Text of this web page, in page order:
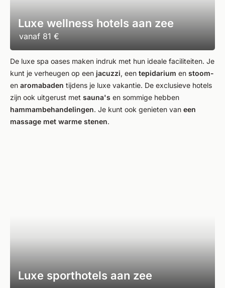
Luxe wellness hotels aan zee
vanaf 81 €
De luxe spa oases maken indruk met hun ideale faciliteiten. Je
kunt je verheugen op een jacuzzi, een tepidarium en stoom-
en aromabaden tijdens je luxe vakantie. De exclusieve hotels
zijn ook uitgerust met sauna's en sommige hebben
hammambehandelingen. Je kunt ook genieten van een
massage met warme stenen.
Luxe sporthotels aan zee